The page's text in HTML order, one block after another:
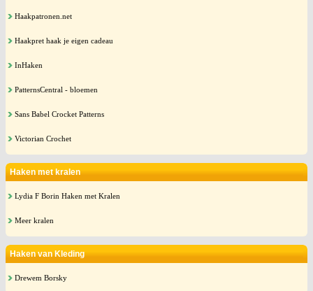
Haakpatronen.net
Haakpret haak je eigen cadeau
InHaken
PatternsCentral - bloemen
Sans Babel Crocket Patterns
Victorian Crochet
Haken met kralen
Lydia F Borin Haken met Kralen
Meer kralen
Haken van Kleding
Drewem Borsky